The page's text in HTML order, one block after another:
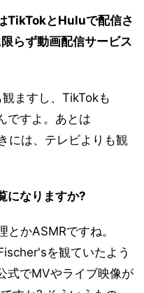
TikTokとHuluで配信さ
らず動画配信サービス
ますし、TikTokも
ですよ。あとは
には、テレビよりも観
なりますか?
かASMRですね。
を観ていたよう
式でMVやライブ映像が